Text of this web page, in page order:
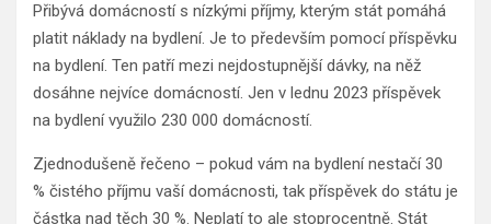
Přibývá domácností s nízkými příjmy, kterým stát pomáhá
platit náklady na bydlení. Je to především pomocí příspěvku
na bydlení. Ten patří mezi nejdostupnější dávky, na něž
dosáhne nejvíce domácností. Jen v lednu 2023 příspěvek
na bydlení využilo 230 000 domácností.
Zjednodušeně řečeno – pokud vám na bydlení nestačí 30
% čistého příjmu vaší domácnosti, tak příspěvek do státu je
částka nad těch 30 %. Neplatí to ale stoprocentně. Stát